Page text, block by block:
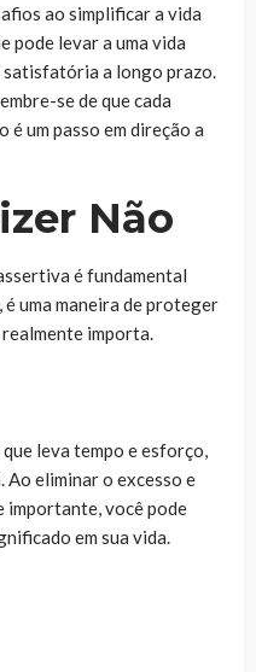
ao simplificar a vida
pode levar a uma vida
a longo prazo.
se de que cada
é um passo em direção a
Não
é fundamental
uma maneira de proteger
importa.
leva tempo e esforço,
Ao eliminar o excesso e
importante, você pode
em sua vida.